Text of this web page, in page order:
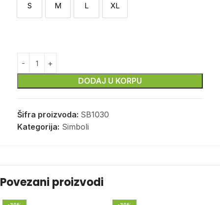
S
S M
M L
L XL
XL
DODAJ U KORPU
Šifra proizvoda: SB1030
Kategorija: Simboli
Povezani proizvodi